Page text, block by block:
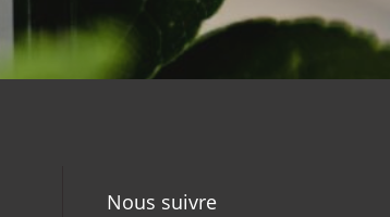
Nous suivre